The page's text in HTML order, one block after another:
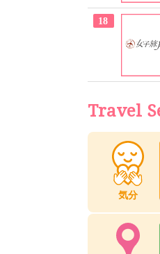
18
Travel
気分